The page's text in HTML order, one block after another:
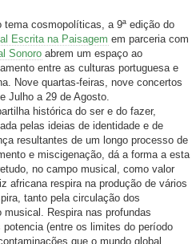
tema cosmopolíticas, a 9ª edição do
Escrita na Paisagem em parceria com
Sonoro abrem um espaço ao
entre as culturas portuguesa e
Nove quartas-feiras, nove concertos
Julho a 29 de Agosto.
histórica do ser e do fazer,
pelas ideias de identidade e de
resultantes de um longo processo de
e miscigenação, dá a forma a esta
no campo musical, como valor
africana respira na produção de vários
tanto pela circulação dos
Respira nas profundas
(entre os limites do período
que o mundo global